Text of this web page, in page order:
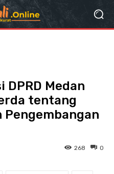
DPRD Medan
tentang
0
268